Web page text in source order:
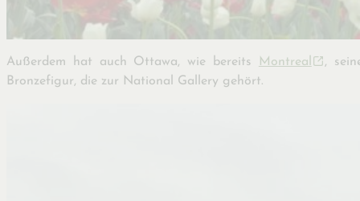
Außerdem hat auch Ottawa, wie bereits Montreal
,
Bronzefigur, die zur National Gallery gehört.